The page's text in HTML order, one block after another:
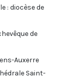
: diocèse de
de
Auxerre
Saint-